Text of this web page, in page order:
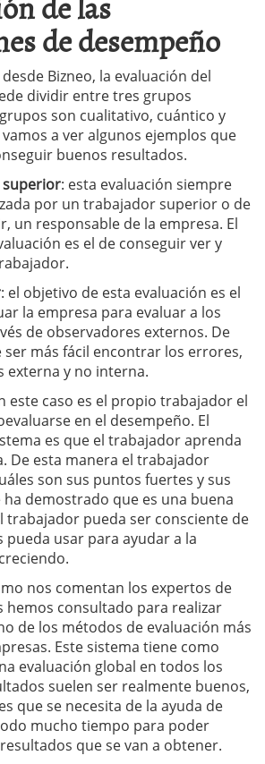
de desempeño
Bizneo, la evaluación del
dividir entre tres grupos
son cualitativo, cuántico y
a ver algunos ejemplos que
buenos resultados.
superior: esta evaluación siempre
por un trabajador superior o de
un responsable de la empresa. El
es el de conseguir ver y
: el objetivo de esta evaluación es el
la empresa para evaluar a los
de observadores externos. De
ser más fácil encontrar los errores,
externa y no interna.
este caso es el propio trabajador el
en el desempeño. El
es que el trabajador aprenda
De esta manera el trabajador
son sus puntos fuertes y sus
ha demostrado que es una buena
trabajador pueda ser consciente de
pueda usar para ayudar a la
nos comentan los expertos de
hemos consultado para realizar
de los métodos de evaluación más
Este sistema tiene como
evaluación global en todos los
suelen ser realmente buenos,
que se necesita de la ayuda de
mucho tiempo para poder
que se van a obtener.